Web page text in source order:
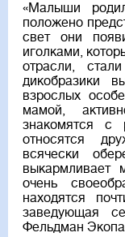
«Малыши
положено
свет они
иголками,
отрасли,
дикобразики
взрослых
мамой,
знакомятся с
относятся
всячески
выкармливает
очень
находятся
заведующая
Фельдман